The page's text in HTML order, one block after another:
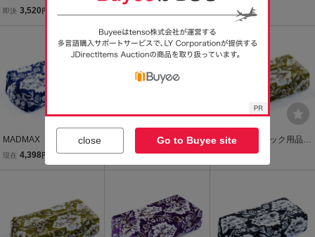
ー 金華山小物 内装品 イン
感 日本製 お洒落 かっこい
い トラック内装
即決 3,520 円
金華山 新格子 ティッシュ
製 オーダーメイド【送料
800円】
金華山 新格子 ティッシュ
カバー ネイビー/アクセサ
リー インテリア【送料80
0円】
4,398円
MADMAX トラック用品
金華山 新格子 ティッシュ
カバー ネイビー/カスタム
現在 4,398円
MADMAX トラック用品
金華山 新格子 ティッシュ
カバー パープル/アクセサ
現在 4,398円
MADMAX トラック用品
金華山 新格子 ティッシュ
カバー グリーン/内装 日本
現在 4,398円
close Go to Buyee site